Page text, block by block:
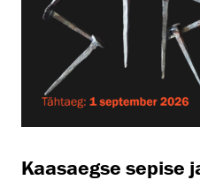
Kaasaegse sepise